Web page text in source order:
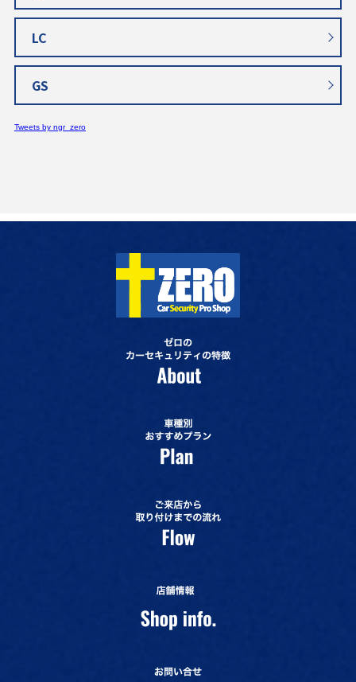
LC
GS
Tweets by ngr_zero